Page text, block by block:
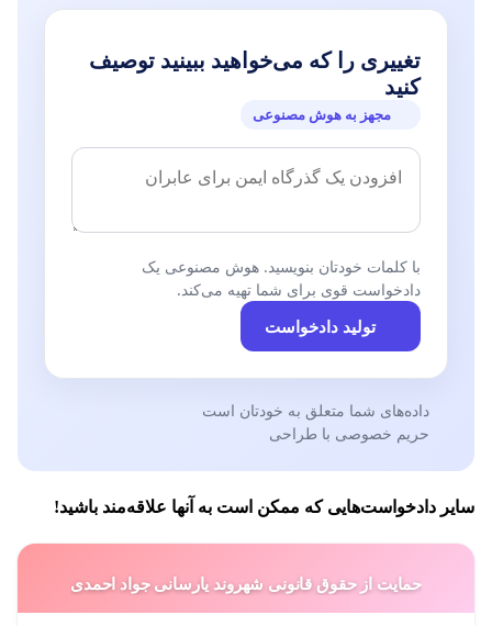
تغییری را که می‌خواهید ببینید توصیف
کنید
مجهز به هوش مصنوعی
با کلمات خودتان بنویسید. هوش مصنوعی یک
دادخواست قوی برای شما تهیه می‌کند.
تولید دادخواست
داده‌های شما متعلق به خودتان است
حریم خصوصی با طراحی
سایر دادخواست‌هایی که ممکن است به آنها علاقه‌مند باشید!
حمایت از حقوق قانونی شهروند یارسانی جواد احمدی